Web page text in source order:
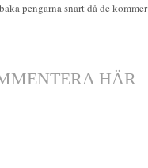
pengarna snart då de kommer
HÄR